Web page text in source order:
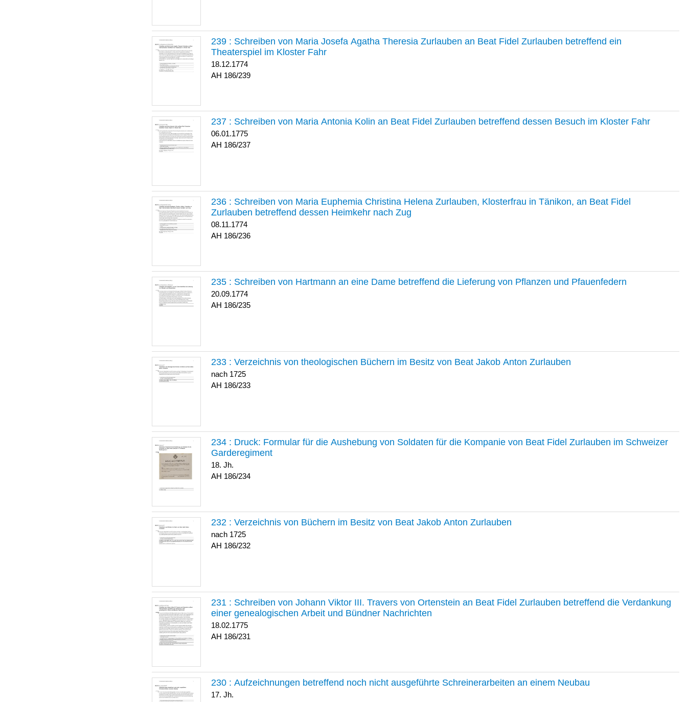
239 : Schreiben von Maria Josefa Agatha Theresia Zurlauben an Beat Fidel Zurlauben betreffend ein
Theaterspiel im Kloster Fahr
18.12.1774
186/239
237 : Schreiben von Maria Antonia Kolin an Beat Fidel Zurlauben betreffend dessen Besuch im Kloster Fahr
06.01.1775
186/237
236 : Schreiben von Maria Euphemia Christina Helena Zurlauben, Klosterfrau in Tänikon, an Beat Fidel
Zurlauben betreffend dessen Heimkehr nach Zug
08.11.1774
186/236
235 : Schreiben von Hartmann an eine Dame betreffend die Lieferung von Pflanzen und Pfauenfedern
20.09.1774
186/235
233 : Verzeichnis von theologischen Büchern im Besitz von Beat Jakob Anton Zurlauben
nach 1725
186/233
234 : Druck: Formular für die Aushebung von Soldaten für die Kompanie von Beat Fidel Zurlauben im Schweizer
Garderegiment
18. Jh.
186/234
232 : Verzeichnis von Büchern im Besitz von Beat Jakob Anton Zurlauben
nach 1725
186/232
231 : Schreiben von Johann Viktor III. Travers von Ortenstein an Beat Fidel Zurlauben betreffend die Verdankung
einer genealogischen Arbeit und Bündner Nachrichten
18.02.1775
186/231
230 : Aufzeichnungen betreffend noch nicht ausgeführte Schreinerarbeiten an einem Neubau
17. Jh.